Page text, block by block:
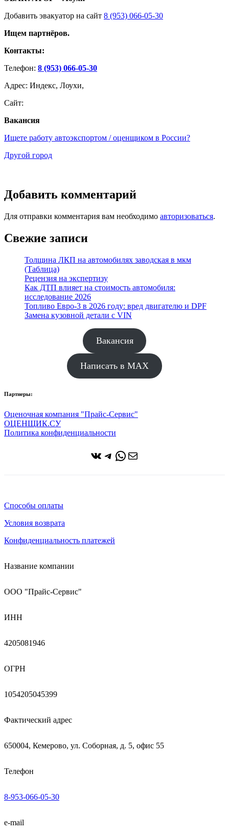
Добавить эвакуатор на сайт 8 (953) 066-05-30
Ищем партнёров.
Контакты:
Телефон: 8 (953) 066-05-30
Адрес: Индекс, Лоухи,
Сайт:
Вакансия
Ищете работу автоэкспортом / оценщиком в России?
Другой город
Добавить комментарий
Для отправки комментария вам необходимо авторизоваться.
Свежие записи
Толщина ЛКП на автомобилях заводская в мкм
(Таблица)
Рецензия на экспертизу
Как ДТП влияет на стоимость автомобиля:
исследование 2026
Топливо Евро-3 в 2026 году: вред двигателю и DPF
Замена кузовной детали с VIN
Вакансия
Написать в MAX
Партнеры:
Оценочная компания "Прайс-Сервис"
ОЦЕНЩИК.СУ
Политика конфиденциальности
ВКонтакте
Telegram
WhatsApp
Почта
Способы оплаты
Условия возврата
Конфиденциальность платежей
Название компании
ООО "Прайс-Сервис"
ИНН
4205081946
ОГРН
1054205045399
Фактический адрес
650004, Кемерово, ул. Соборная, д. 5, офис 55
Телефон
8-953-066-05-30
e-mail